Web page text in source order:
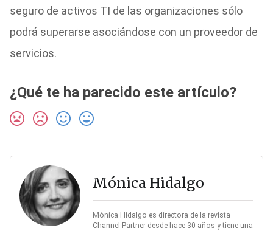
seguro de activos TI de las organizaciones sólo
podrá superarse asociándose con un proveedor de
servicios.
¿Qué te ha parecido este artículo?
Mónica Hidalgo
Mónica Hidalgo es directora de la revista
Channel Partner desde hace 30 años y tiene una